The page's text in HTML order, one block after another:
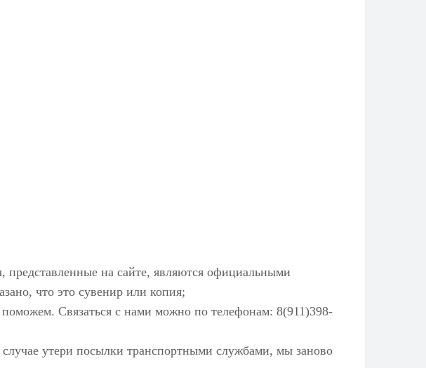
на сайте, являются официальными
что это сувенир или копия;
Связаться с нами можно по телефонам: 8(911)398-
утери посылки транспортными службами, мы заново